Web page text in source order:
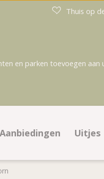
Thuis op
en parken toevoegen
Aanbiedingen
Aanbiedingen
Uitjes